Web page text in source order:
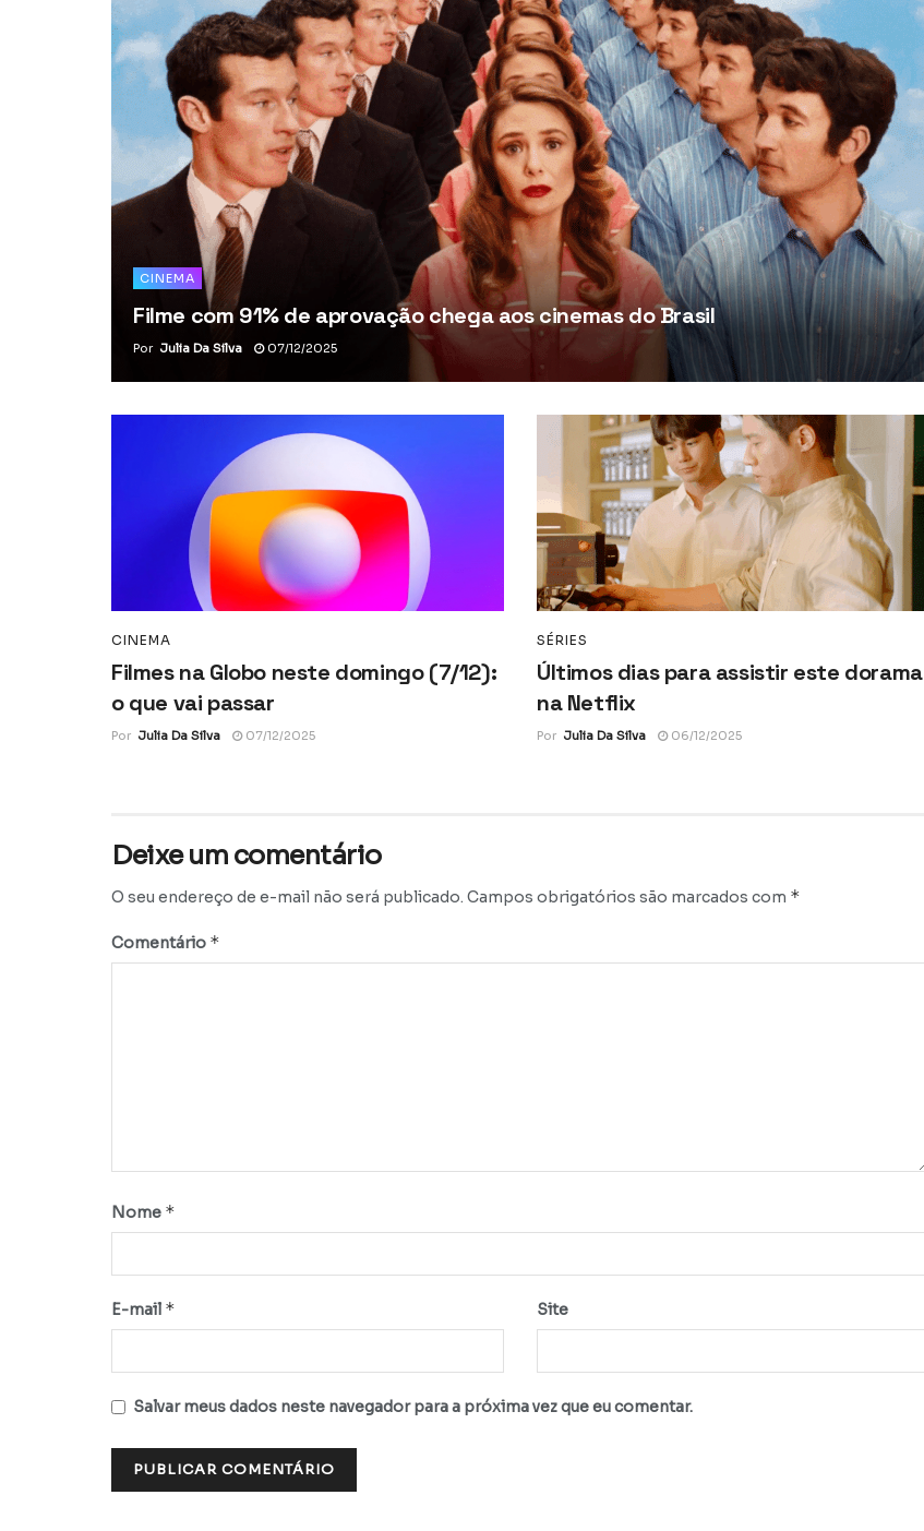
CINEMA
Filme com 91% de aprovação chega aos cinemas do Brasil
Por Julia Da Silva 07/12/2025
CINEMA
Filmes na Globo neste domingo (7/12):
o que vai passar
Por Julia Da Silva 07/12/2025
SÉRIES
Últimos dias para assistir este dorama
na Netflix
Por Julia Da Silva 06/12/2025
Deixe um comentário
O seu endereço de e-mail não será publicado. Campos obrigatórios são marcados com *
Comentário *
Nome *
E-mail * Site
Salvar meus dados neste navegador para a próxima vez que eu comentar.